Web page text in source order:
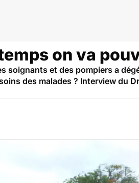
on va
soignants et des pompiers a
des malades ? Interview du